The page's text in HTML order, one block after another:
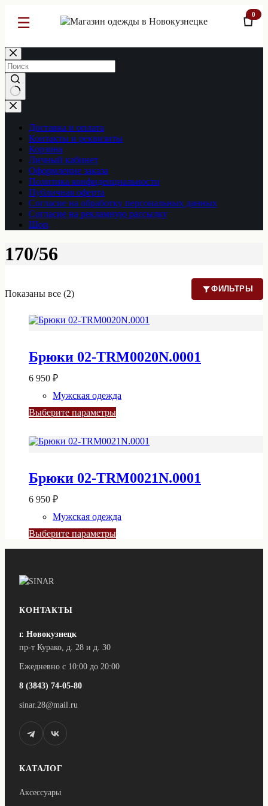
☰ 0
Перейти
к
сути
Ничего
не
найденоДоставка и оплата
Контакты и реквизиты
Корзина
Личный кабинет
Оформление заказа
Политика конфиденциальности
Публичная оферта
Согласие на обработку персональных данных
Согласие на рекламную рассылку
Шоп
170/56
Показаны все (2) ФИЛЬТРЫ
Брюки 02-TRM0020N.0001
6 950 ₽
Мужская одежда
Выберите параметры
Этот
несколько
можно
выбрать
на
товара.
Брюки 02-TRM0021N.0001
6 950 ₽
Мужская одежда
Выберите параметры
Этот
вариаций.
Опции
выбрать
странице
товара.
КОНТАКТЫ
г. Новокузнецк
пр-т Курако, д. 28 и д. 30
Ежедневно с 10:00 до 20:00
8 (3843) 74-05-80
sinar.28@mail.ru
КАТАЛОГ
Аксессуары